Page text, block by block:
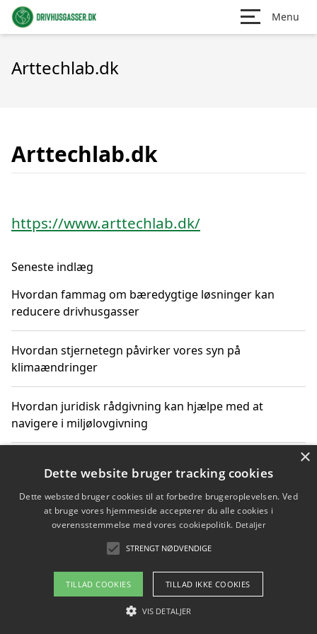
Menu
Arttechlab.dk
Arttechlab.dk
https://www.arttechlab.dk/
Seneste indlæg
Hvordan fammag om bæredygtige løsninger kan
reducere drivhusgasser
Hvordan stjernetegn påvirker vores syn på
klimaændringer
Hvordan juridisk rådgivning kan hjælpe med at
navigere i miljølovgivning
Hvordan spil og underholdning online kan inspirere til
bæredygtige valg
Køb produkter i danske webshops for at spare på
transport og nedbringe CO2-udledning
Copyright 2026 - Pilanto Aps
Om / kontakt
×
Dette website bruger tracking cookies
Dette websted bruger cookies til at forbedre brugeroplevelsen. Ved
at bruge vores hjemmeside accepterer du alle cookies i
overensstemmelse med vores cookiepolitik. Detaljer
STRENGT NØDVENDIGE
TILLAD COOKIES TILLAD IKKE COOKIES
VIS DETALJER